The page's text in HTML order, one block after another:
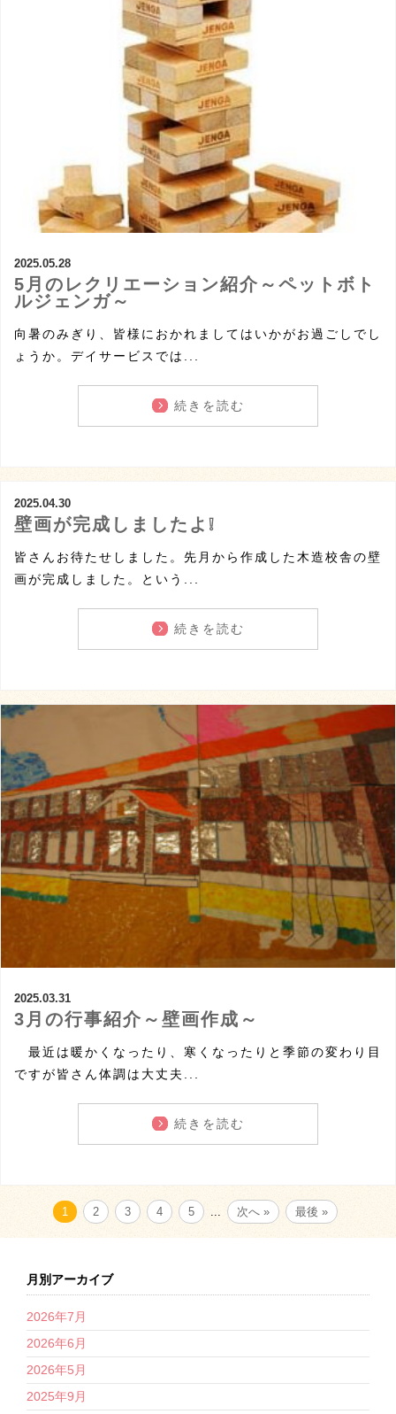
2025.05.28
5月のレクリエーション紹介～ペットボト
ルジェンガ～
向暑のみぎり、皆様におかれましてはいかがお過ごしでし
ょうか。デイサービスでは...
続きを読む
2025.04.30
壁画が完成しましたよ❕
皆さんお待たせしました。先月から作成した木造校舎の壁
画が完成しました。という...
続きを読む
2025.03.31
3月の行事紹介～壁画作成～
最近は暖かくなったり、寒くなったりと季節の変わり目
ですが皆さん体調は大丈夫...
続きを読む
1 2 3 4 5 次へ » 最後 »
月別アーカイブ
2026年7月
2026年6月
2026年5月
2025年9月